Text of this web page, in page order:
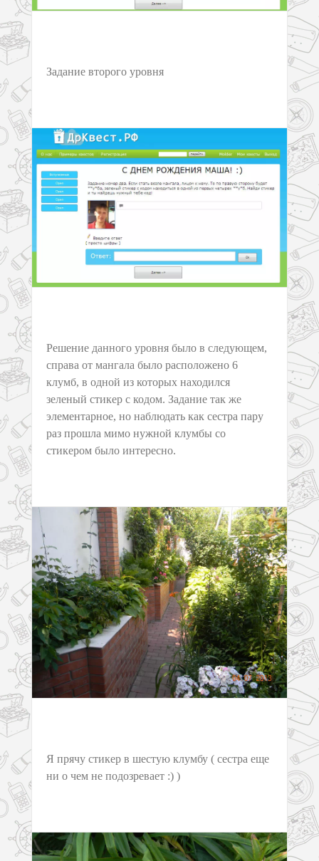
Задание второго уровня
Решение данного уровня было в следующем,
справа от мангала было расположено 6
клумб, в одной из которых находился
зеленый стикер с кодом. Задание так же
элементарное, но наблюдать как сестра пару
раз прошла мимо нужной клумбы со
стикером было интересно.
Я прячу стикер в шестую клумбу ( сестра еще
ни о чем не подозревает :) )